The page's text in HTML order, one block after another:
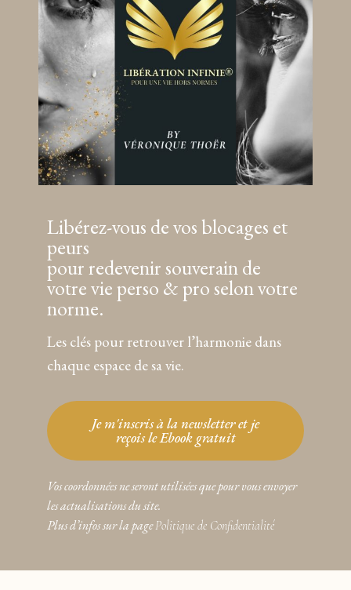
Libérez-vous de vos blocages et
peurs
pour redevenir souverain de
votre vie perso & pro selon votre
norme.
Les clés pour retrouver l’harmonie dans
chaque espace de sa vie.
Je m'inscris à la newsletter et je
reçois le Ebook gratuit
Vos coordonnées ne seront utilisées que pour vous envoyer
les actualisations du site.
Plus d’infos sur la pagePolitique de Confidentialité